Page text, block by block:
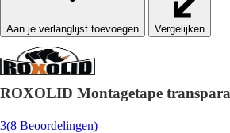
Vergelijken
ROXOLID Montagetape
3(8 Beoordelingen)